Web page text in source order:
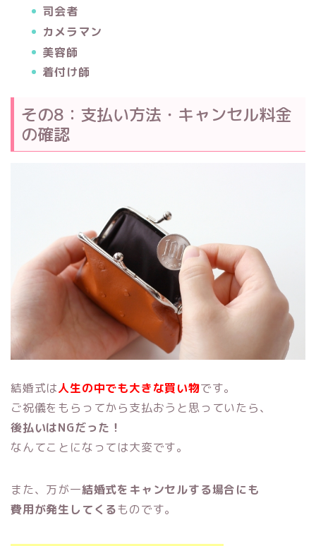
司会者
カメラマン
美容師
着付け師
その8：支払い方法・キャンセル料金
の確認
結婚式は人生の中でも大きな買い物です。
ご祝儀をもらってから支払おうと思っていたら、
後払いはNGだった！
なんてことになっては大変です。
また、万が一結婚式をキャンセルする場合にも
費用が発生してくるものです。